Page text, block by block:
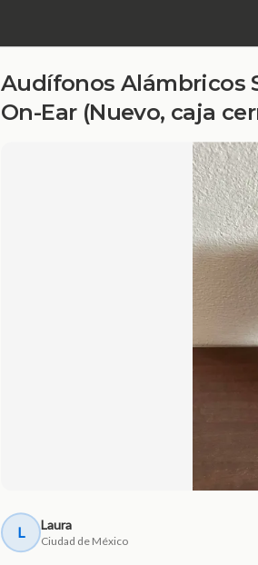
Audífonos Alámbricos
On-Ear (Nuevo, caja
L Laura
Ciudad de México